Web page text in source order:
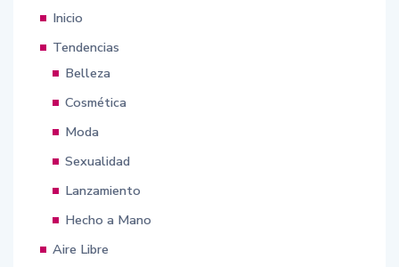
Inicio
Tendencias
Belleza
Cosmética
Moda
Sexualidad
Lanzamiento
Hecho a Mano
Aire Libre